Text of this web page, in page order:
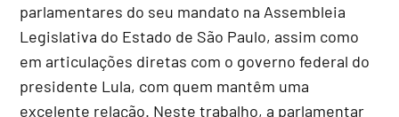
parlamentares do seu mandato na Assembleia
Legislativa do Estado de São Paulo, assim como
em articulações diretas com o governo federal do
presidente Lula, com quem mantêm uma
excelente relação. Neste trabalho, a parlamentar